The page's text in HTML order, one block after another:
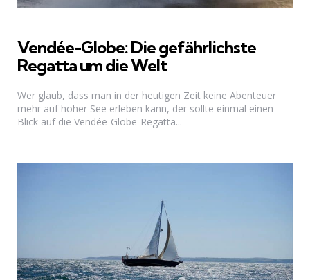
Vendée-Globe: Die gefährlichste
Regatta um die Welt
Wer glaub, dass man in der heutigen Zeit keine Abenteuer
mehr auf hoher See erleben kann, der sollte einmal einen
Blick auf die Vendée-Globe-Regatta...